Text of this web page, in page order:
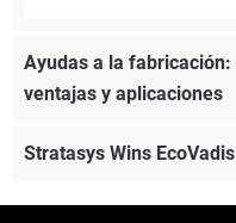
Explore strong, tough
prototyping and
Ayudas a la
ventajas y aplicaciones
Stratasys Wins